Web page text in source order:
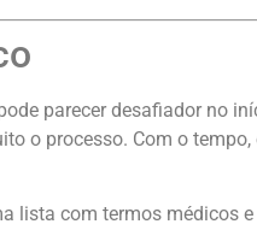
parecer desafiador no
o processo. Com o
lista com termos médicos